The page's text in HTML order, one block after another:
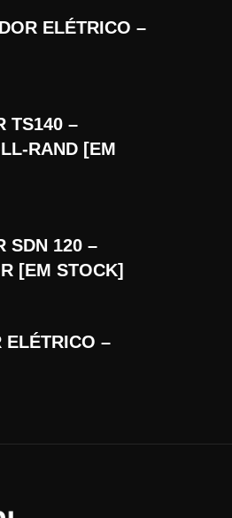
ELÉTRICO –
TS140 –
RAND [EM
SDN 120 –
[EM STOCK]
ELÉTRICO –